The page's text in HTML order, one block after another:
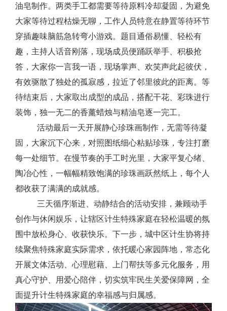
油皂制作。两类手工都需要等待原料冷却凝固，为避免
大家等待过程枯燥无聊，工作人员特意在静置等待环节
穿插趣味脑筋急转弯小游戏。题目通俗易懂、轻松有
趣，主持人话音刚落，现场成员便踊跃举手、积极抢
答，大家你一言我一语，现场掌声、欢笑声此起彼伏，
有效驱散了独处的孤寂感，拉近了邻里彼此的距离。等
待结束后，大家取出成型的成品，搭配干花、彩珠进行
装饰，独一无二的香薰蜡烛与精油皂逐一完工。
活动最后一天开展静心珍珠画制作，无需等待凝
固，大家沉下心来，对照图纸细心粘贴珍珠，专注打磨
每一处细节。在慢节奏的手工时光里，大家平复心绪、
陶冶心性，一幅幅精致饱满的珍珠画跃然纸上，每个人
都收获了满满的成就感。
三天循序渐进、动静结合的活动安排，兼顾动手
创作与休闲娱乐，让辖区计生特殊家庭在轻松温暖的氛
围中放松身心、收获快乐。下一步，城中区计生协将持
续聚焦特殊家庭实际需求，依托暖心家园阵地，常态化
开展文体活动、心理慰藉、上门帮扶等多元化服务，用
真心守护、用爱心陪伴，切实筑牢民生关爱保障网，全
面提升计生特殊家庭的幸福感与归属感。